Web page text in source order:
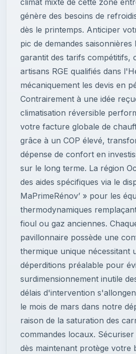
climat mixte de cette zone
génère des besoins de
dès le printemps. Anticiper
pic de demandes saisonnières
garantit des tarifs compétitifs,
artisans RGE qualifiés dans
mécaniquement les devis en
Contrairement à une idée
climatisation réversible
votre facture globale de
grâce à un COP élevé,
dépense de confort en
sur le long terme. La région
des aides spécifiques via le
MaPrimeRénov’ » pour les
thermodynamiques
fioul ou gaz anciennes.
pavillonnaire possède une
thermique unique nécessitant
déperditions préalable pour
surdimensionnement inutile
délais d'intervention
le mois de mars dans notre
raison de la saturation des
commandes locaux.
dès maintenant protège votre